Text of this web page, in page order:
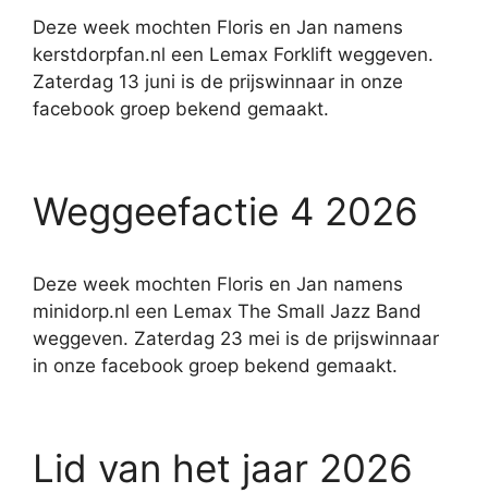
Deze week mochten Floris en Jan namens
kerstdorpfan.nl een Lemax Forklift weggeven.
Zaterdag 13 juni is de prijswinnaar in onze
facebook groep bekend gemaakt.
Weggeefactie 4 2026
Deze week mochten Floris en Jan namens
minidorp.nl een Lemax The Small Jazz Band
weggeven. Zaterdag 23 mei is de prijswinnaar
in onze facebook groep bekend gemaakt.
Lid van het jaar 2026